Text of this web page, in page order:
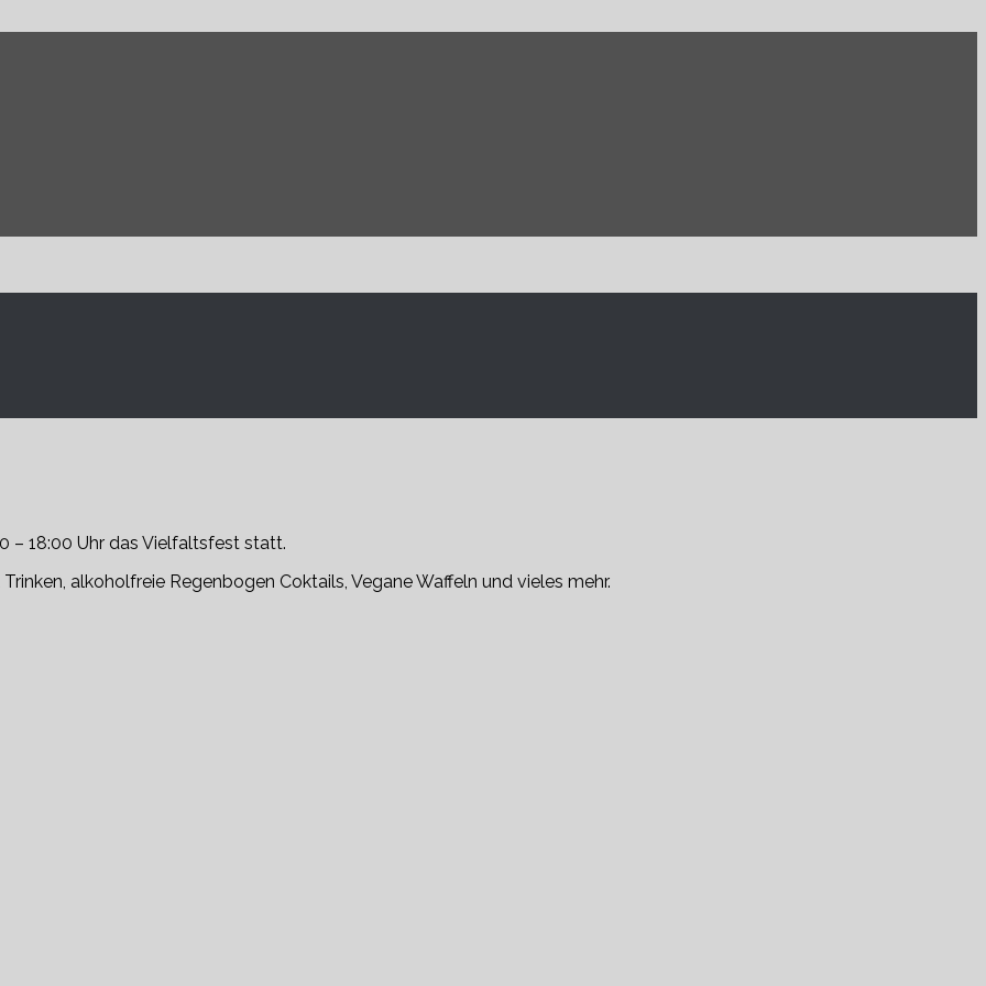
– 18:00 Uhr das Vielfaltsfest statt.
alkoholfreie Regenbogen Coktails, Vegane Waffeln und vieles mehr.